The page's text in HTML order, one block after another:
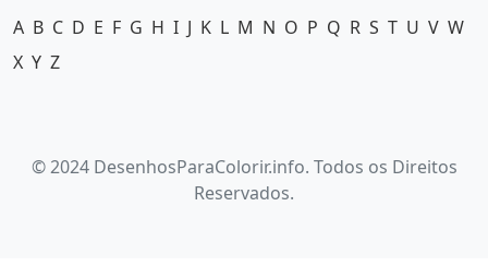
A B C D E F G H I J K L M N O P Q R S T U V W
X Y Z
© 2024 DesenhosParaColorir.info. Todos os Direitos
Reservados.